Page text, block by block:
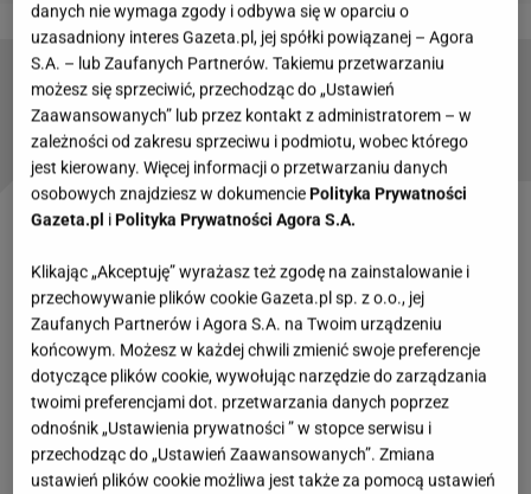
"Jem ze śmietnika i lubię o tym opowiadać". Co
wiemy o klimatarianizmie?
Zmywak na drutach
Zmywaki do naczyń to jeden z tych produktów, o
których myślimy najrzadziej. Często kupujemy je
bezwiednie, a potem zużywamy w ciągu kilku dni,
dokładając się do produkcji niepotrzebnego plastiku.
Warto zamienić je na opcję bardziej ekologiczną. To
przy okazji ciekawa rozrywka dla fanów robótek
danych nie wymaga zgody i odbywa się w oparciu o
uzasadniony interes Gazeta.pl, jej spółki powiązanej – Agora
S.A. – lub Zaufanych Partnerów. Takiemu przetwarzaniu
możesz się sprzeciwić, przechodząc do „Ustawień
Zaawansowanych” lub przez kontakt z administratorem – w
zależności od zakresu sprzeciwu i podmiotu, wobec którego
jest kierowany. Więcej informacji o przetwarzaniu danych
osobowych znajdziesz w dokumencie Polityka Prywatności
Gazeta.pl i Polityka Prywatności Agora S.A.
Klikając „Akceptuję” wyrażasz też zgodę na zainstalowanie i
przechowywanie plików cookie Gazeta.pl sp. z o.o., jej
Zaufanych Partnerów i Agora S.A. na Twoim urządzeniu
końcowym. Możesz w każdej chwili zmienić swoje preferencje
dotyczące plików cookie, wywołując narzędzie do zarządzania
twoimi preferencjami dot. przetwarzania danych poprzez
odnośnik „Ustawienia prywatności ” w stopce serwisu i
przechodząc do „Ustawień Zaawansowanych”. Zmiana
ustawień plików cookie możliwa jest także za pomocą ustawień